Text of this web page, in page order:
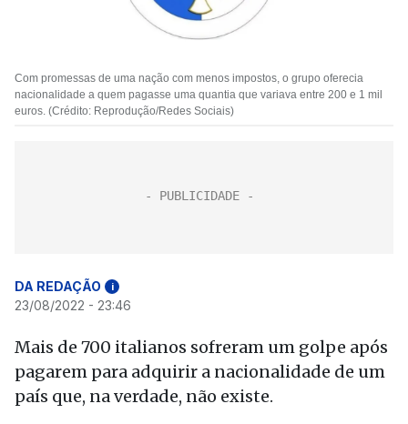
Com promessas de uma nação com menos impostos, o grupo oferecia
nacionalidade a quem pagasse uma quantia que variava entre 200 e 1 mil
euros. (Crédito: Reprodução/Redes Sociais)
DA REDAÇÃO i
23/08/2022 - 23:46
Mais de 700 italianos sofreram um golpe após
pagarem para adquirir a nacionalidade de um
país que, na verdade, não existe.